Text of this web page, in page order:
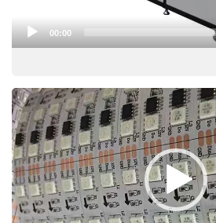
00:00
Video
Player